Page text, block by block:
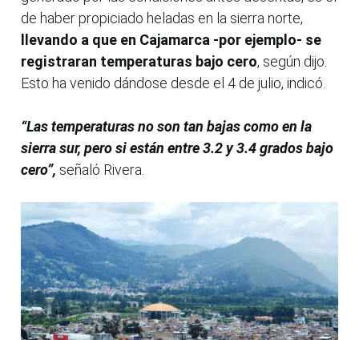
de haber propiciado heladas en la sierra norte,
llevando a que en Cajamarca -por ejemplo- se
registraran temperaturas bajo cero, según dijo.
Esto ha venido dándose desde el 4 de julio, indicó.
“Las temperaturas no son tan bajas como en la
sierra sur, pero si están entre 3.2 y 3.4 grados bajo
cero”, señaló Rivera.